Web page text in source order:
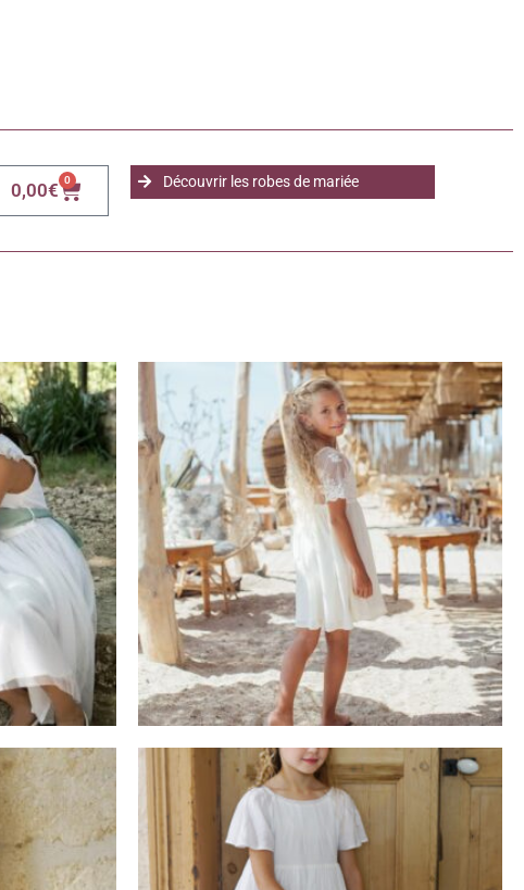
0,00€ 0 Découvrir les robes de mariée